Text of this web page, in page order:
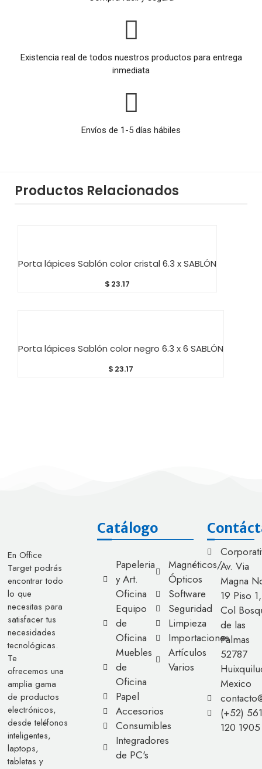
Existencia real de todos nuestros productos para entrega
inmediata
Envíos de 1-5 días hábiles
Productos Relacionados
Porta lápices Sablón color cristal 6.3 x SABLÓN
$ 23.17
Porta lápices Sablón color negro 6.3 x 6 SABLÓN
$ 23.17
En Office
Target podrás
encontrar todo
lo que
necesitas para
satisfacer tus
necesidades
tecnológicas.
Te
ofrecemos una
amplia gama
de productos
electrónicos,
desde teléfonos
inteligentes,
laptops,
tabletas y
Catálogo
Papeleria
y Art.
Oficina
Equipo
de
Oficina
Muebles
de
Oficina
Papel
Accesorios
Consumibles
Integradores
de PC's
Magnéticos/
Ópticos
Software
Seguridad
Limpieza
Importaciones
Artículos
Varios
Av. Via
Magna
19 Piso 1,
Col
de las
Palmas
52787
Mexico
(+52) 561
120 1905